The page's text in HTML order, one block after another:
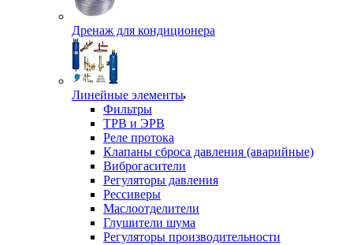
Дренаж для кондиционера
Линейные элементы
Фильтры
ТРВ и ЭРВ
Реле протока
Клапаны сброса давления (аварийные)
Виброгасители
Регуляторы давления
Рессиверы
Маслоотделители
Глушители шума
Регуляторы производительности